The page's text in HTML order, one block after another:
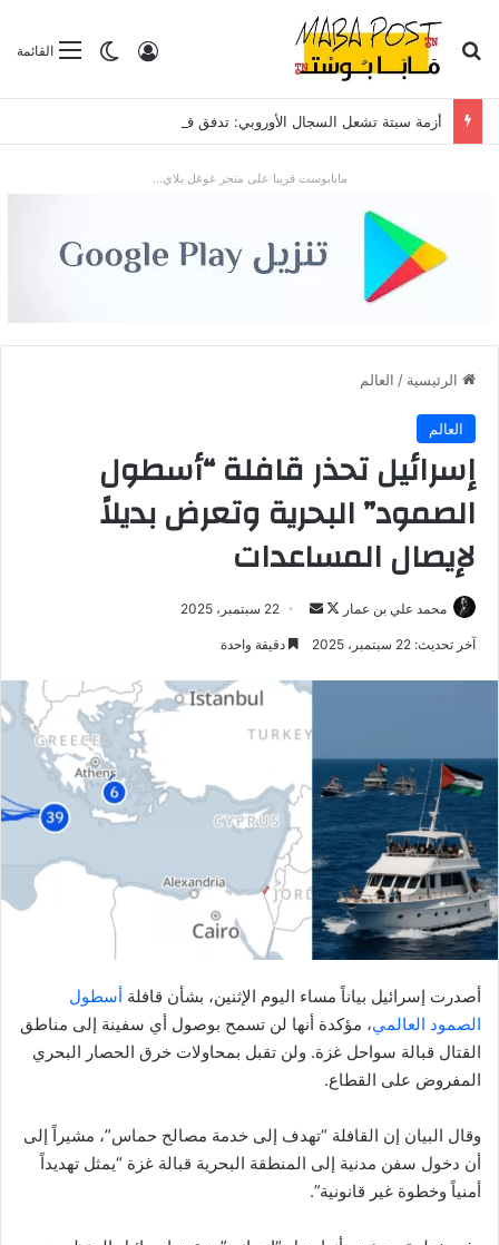
القائمةالوضع
تسجيل الدخول بحث عن
مابابوست قريبا على متجر غوغل بلاي...
الرئيسية / العالم
العالم
إسرائيل تحذر قافلة “أسطول
الصمود” البحرية وتعرض بديلاً
لإيصال المساعدات
محمد علي بن عمار
تابعأرسل
بريدا
22 سبتمبر، 2025
آخر تحديث: 22 سبتمبر، 2025 دقيقة واحدة
أصدرت إسرائيل بياناً مساء اليوم الإثنين، بشأن قافلة أسطول
الصمود العالمي، مؤكدة أنها لن تسمح بوصول أي سفينة إلى مناطق
القتال قبالة سواحل غزة. ولن تقبل بمحاولات خرق الحصار البحري
المفروض على القطاع.
وقال البيان إن القافلة “تهدف إلى خدمة مصالح حماس”، مشيراً إلى
أن دخول سفن مدنية إلى المنطقة البحرية قبالة غزة “يمثل تهديداً
أمنياً وخطوة غير قانونية”.